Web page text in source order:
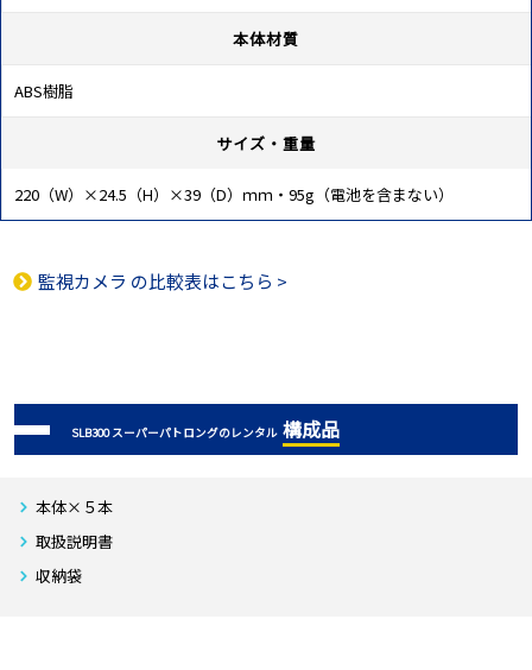
本体材質
ABS樹脂
サイズ・重量
220（W）×24.5（H）×39（D）ｍｍ・95g（電池を含まない）
監視カメラ の比較表はこちら >
SLB300 スーパーパトロングのレンタル 構成品
本体×５本
取扱説明書
収納袋